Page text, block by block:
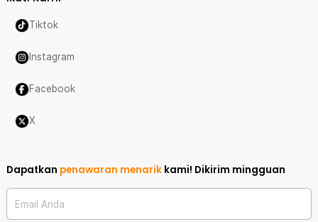
Tiktok
Instagram
Facebook
X
Dapatkan penawaran menarik kami! Dikirim mingguan
Email Anda